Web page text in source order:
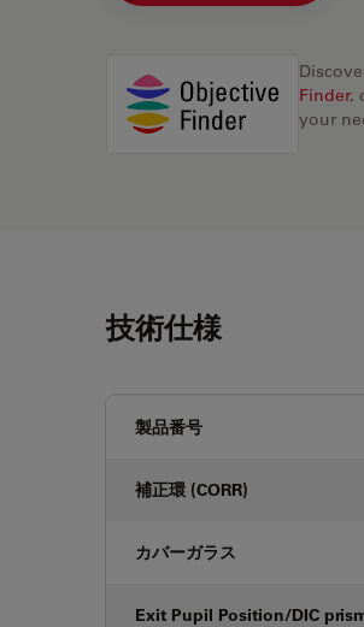
Finder,
your
技術仕様
製品番号
補正環 (CORR)
カバーガラス
Exit Pupil Position/DIC